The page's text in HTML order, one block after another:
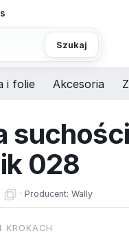
Szukaj
i folie Akcesoria
028
· Producent: Wally
KROKACH